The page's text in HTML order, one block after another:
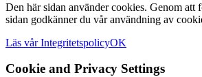
Den här sidan använder cookies. Genom att
sidan godkänner du vår användning av
Läs vår IntegritetspolicyOK
Cookie and Privacy Settings